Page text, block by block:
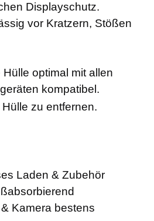
Displayschutz.
vor Kratzern, Stößen
optimal mit allen
kompatibel.
zu entfernen.
Laden & Zubehör
Kamera bestens